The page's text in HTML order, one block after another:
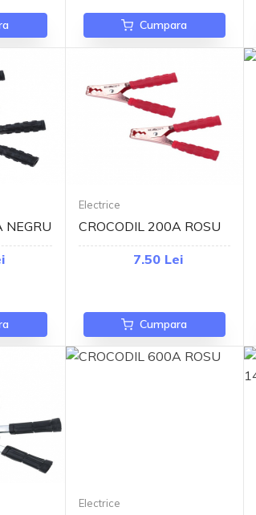
Cumpara
NEGRU
Electrice
CROCODIL 200A ROSU
7.50 Lei
Cumpara
Electrice